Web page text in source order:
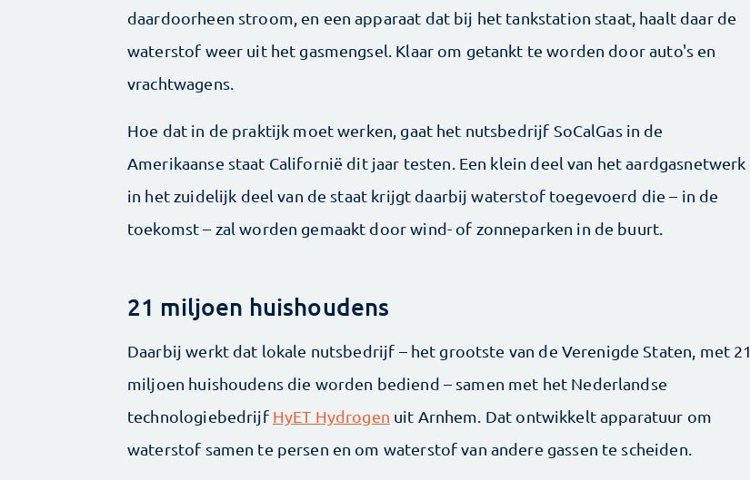
daardoorheen stroom, en een apparaat dat bij het tankstation staat, haalt daar de
waterstof weer uit het gasmengsel. Klaar om getankt te worden door auto's en
vrachtwagens.
Hoe dat in de praktijk moet werken, gaat het nutsbedrijf SoCalGas in de
Amerikaanse staat Californië dit jaar testen. Een klein deel van het aardgasnetwerk
in het zuidelijk deel van de staat krijgt daarbij waterstof toegevoerd die – in de
toekomst – zal worden gemaakt door wind- of zonneparken in de buurt.
21 miljoen huishoudens
Daarbij werkt dat lokale nutsbedrijf – het grootste van de Verenigde Staten, met 21
miljoen huishoudens die worden bediend – samen met het Nederlandse
technologiebedrijf HyET Hydrogen uit Arnhem. Dat ontwikkelt apparatuur om
waterstof samen te persen en om waterstof van andere gassen te scheiden.